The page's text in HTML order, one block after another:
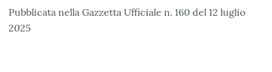
Pubblicata nella Gazzetta Ufficiale n. 160 del 12 luglio
2025